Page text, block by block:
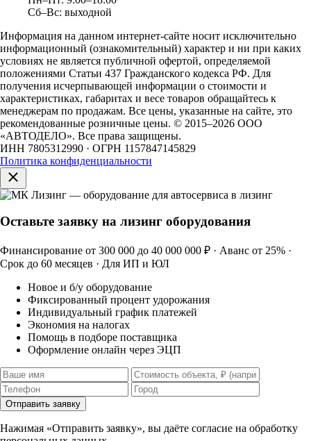
Сб–Вс: выходной
Информация на данном интернет-сайте носит исключительно
информационный (ознакомительный) характер и ни при каких
условиях не является публичной офертой, определяемой
положениями Статьи 437 Гражданского кодекса РФ. Для
получения исчерпывающей информации о стоимости и
характеристиках, габаритах и весе товаров обращайтесь к
менеджерам по продажам. Все цены, указанные на сайте, это
рекомендованные розничные цены. © 2015–2026 ООО
«АВТОДЕЛО». Все права защищены.
ИНН 7805312990 · ОГРН 1157847145829
Политика конфиденциальности
Оставьте заявку на лизинг оборудования
Финансирование от 300 000 до 40 000 000 ₽ · Аванс от 25% ·
Срок до 60 месяцев · Для ИП и ЮЛ
Новое и б/у оборудование
Фиксированный процент удорожания
Индивидуальный график платежей
Экономия на налогах
Помощь в подборе поставщика
Оформление онлайн через ЭЦП
Отправить заявку
Нажимая «Отправить заявку», вы даёте согласие на обработку